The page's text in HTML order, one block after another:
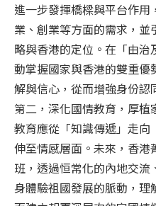
進一步發揮橋樑與平台作
業、創業等方面的需求，
略與香港的定位。在「由
動掌握國家與香港的雙重
解與信心，從而增強身份認
第二，深化國情教育，厚
教育應從「知識傳遞」走
伸至情感層面。未來，香
班，透過恒常化的內地交
身體驗祖國發展的脈動，